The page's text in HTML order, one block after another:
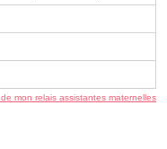
mon relais assistantes maternelles